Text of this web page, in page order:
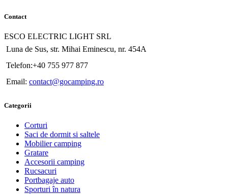
Contact
ESCO ELECTRIC LIGHT SRL
Luna de Sus, str. Mihai Eminescu, nr. 454A
Telefon:+40 755 977 877
Email: contact@gocamping.ro
Categorii
Corturi
Saci de dormit si saltele
Mobilier camping
Gratare
Accesorii camping
Rucsacuri
Portbagaje auto
Sporturi în natura